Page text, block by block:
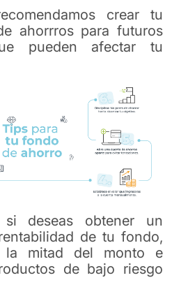
crear tu
ahorrros para futuros
pueden afectar tu
si deseas obtener un
de tu fondo,
la mitad del monto e
de bajo riesgo